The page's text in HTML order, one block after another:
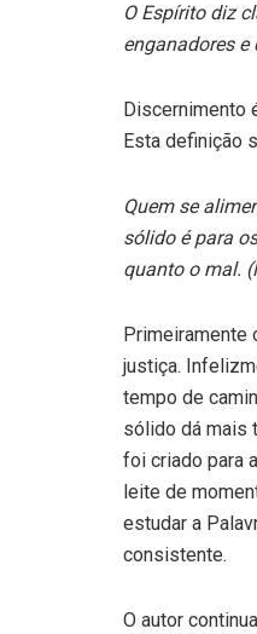
O Espírito diz
enganadores
Discernimento
Esta definição
Quem se
sólido é para
quanto o mal.
Primeiramente
justiça.
tempo de
sólido dá mais
foi criado para
leite de
estudar a
consistente.
O autor